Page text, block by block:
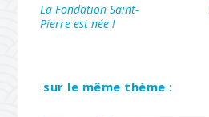
La Fondation Saint-
Pierre est née !
sur le même thème :